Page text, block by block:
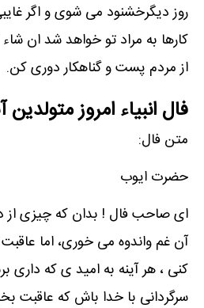
روز دیگرخشنود می شوی و اگر
کارها به مراد تو خواهد شد ان شاء
از مردم پست و گناهکار دوری کن.
فال انبیاء امروز متولدین
متن فال:
حضرت ایوب
ای صاحب فال ! بدان که چیزی از
آن غم واندوه می خوری، اما عاقبت
کنی ، هر آینه به امید ی که
سرگردانی با خدا باش که عاقبت